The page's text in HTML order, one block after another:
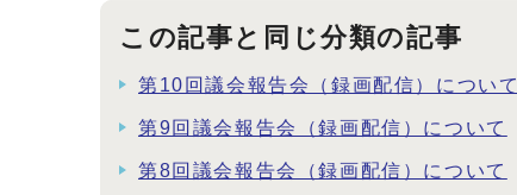
この記事と同じ分類の記事
第10回議会報告会（録画配信）について
第9回議会報告会（録画配信）について
第8回議会報告会（録画配信）について